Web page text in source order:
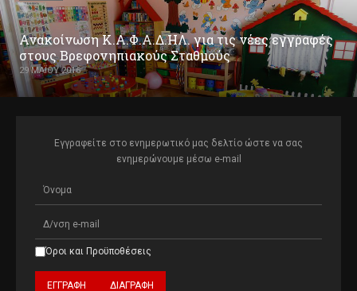
Ανακοίνωση Κ.Α.Φ.Α.Δ.ΗΛ. για τις νέες εγγραφές
στους Βρεφονηπιακούς Σταθμούς
29 ΜΑΪ́ΟΥ 2016
Εγγραφείτε στο ενημερωτικό μας δελτίο ώστε να σας
ενημερώνουμε μέσω e-mail
Όροι και Προϋποθέσεις